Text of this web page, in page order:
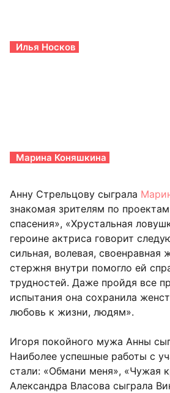
Илья Носков
Марина Коняшкина
Анну Стрельцову сыграла
знакомая зрителям по
спасения», «Хрустальная
героине актриса говорит
сильная, волевая,
стержня внутри помогло ей
трудностей. Даже пройдя все
испытания она сохранила
любовь к жизни, людям».
Игоря покойного мужа Анны
Наиболее успешные работы с
стали: «Обмани меня», «Чужая
Александра Власова сыграла